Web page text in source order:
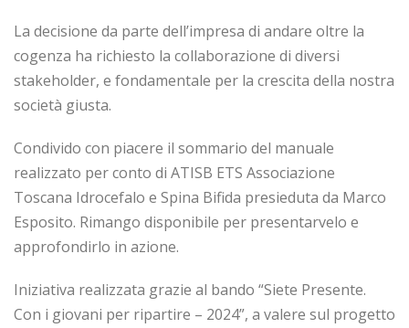
La decisione da parte dell’impresa di andare oltre la
cogenza ha richiesto la collaborazione di diversi
stakeholder, e fondamentale per la crescita della nostra
società giusta.
Condivido con piacere il sommario del manuale
realizzato per conto di ATISB ETS Associazione
Toscana Idrocefalo e Spina Bifida presieduta da Marco
Esposito. Rimango disponibile per presentarvelo e
approfondirlo in azione.
Iniziativa realizzata grazie al bando “Siete Presente.
Con i giovani per ripartire – 2024”, a valere sul progetto